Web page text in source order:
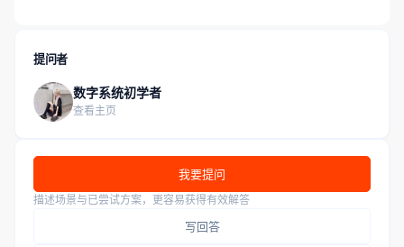
提问者
数字系统初学者
查看主页
我要提问
描述场景与已尝试方案，更容易获得有效解答
写回答